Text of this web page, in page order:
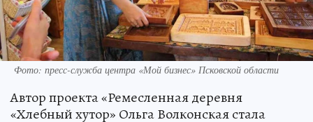
Фото: пресс-служба центра «Мой бизнес» Псковской области
Автор проекта «Ремесленная деревня
«Хлебный хутор» Ольга Волконская стала